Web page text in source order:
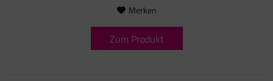
Merken
Zum Produkt